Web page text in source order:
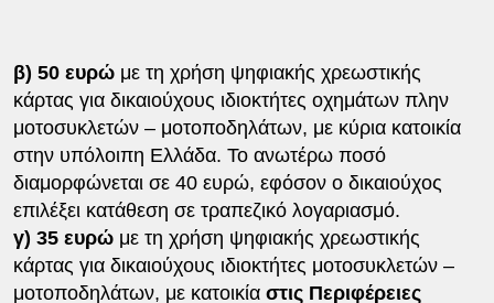
β) 50 ευρώ με τη χρήση ψηφιακής χρεωστικής
κάρτας για δικαιούχους ιδιοκτήτες οχημάτων πλην
μοτοσυκλετών – μοτοποδηλάτων, με κύρια κατοικία
στην υπόλοιπη Ελλάδα. Το ανωτέρω ποσό
διαμορφώνεται σε 40 ευρώ, εφόσον ο δικαιούχος
επιλέξει κατάθεση σε τραπεζικό λογαριασμό.
γ) 35 ευρώ με τη χρήση ψηφιακής χρεωστικής
κάρτας για δικαιούχους ιδιοκτήτες μοτοσυκλετών –
μοτοποδηλάτων, με κατοικία στις Περιφέρειες